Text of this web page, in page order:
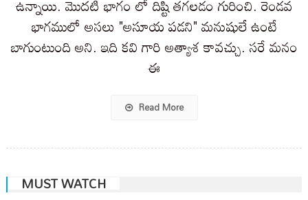
భాగములో అసలు "అసూయ పడని" మనుషులే ఉంటే
బాగుంటుంది అని. ఇది కవి గారి అత్యాశ కావచ్చు. సరే మనం
ఈ
Read More
MUST WATCH